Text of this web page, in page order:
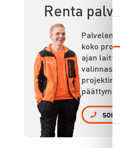
Renta
koko
ajan
valinnasta
projektin
SOITA